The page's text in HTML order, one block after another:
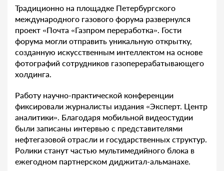
Традиционно на площадке Петербургского
международного газового форума развернулся
проект «Почта «Газпром переработка». Гости
форума могли отправить уникальную открытку,
созданную искусственным интеллектом на основе
фотографий сотрудников газоперерабатывающего
холдинга.
Работу научно-практической конференции
фиксировали журналисты издания «Эксперт. Центр
аналитики». Благодаря мобильной видеостудии
были записаны интервью с представителями
нефтегазовой отрасли и государственных структур.
Ролики станут частью мультимедийного блока в
ежегодном партнерском диджитал-альманахе.